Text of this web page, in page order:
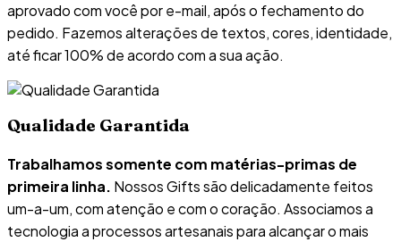
aprovado com você por e-mail, após o fechamento do
pedido. Fazemos alterações de textos, cores, identidade,
até ficar 100% de acordo com a sua ação.
Qualidade Garantida
Trabalhamos somente com matérias-primas de
primeira linha. Nossos Gifts são delicadamente feitos
um-a-um, com atenção e com o coração. Associamos a
tecnologia a processos artesanais para alcançar o mais